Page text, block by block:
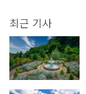
최근 기사